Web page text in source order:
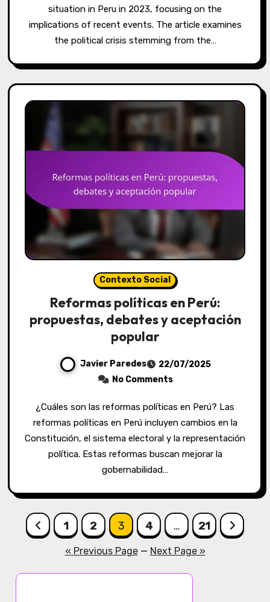
situation in Peru in 2023, focusing on the
implications of recent events. The article examines
the political crisis stemming from the…
Contexto Social
Reformas políticas en Perú:
propuestas, debates y aceptación
popular
Javier Paredes
22/07/2025
No Comments
¿Cuáles son las reformas políticas en Perú? Las
reformas políticas en Perú incluyen cambios en la
Constitución, el sistema electoral y la representación
política. Estas reformas buscan mejorar la
gobernabilidad…
Posts
pagination
1 2 3 4 … 21
« Previous Page— Next Page »